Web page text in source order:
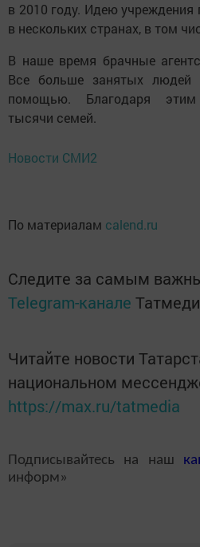
в 2010 году. Идею
в нескольких странах, в том
В наше время брачные
Все больше занятых
помощью. Благодаря этим
тысячи семей.
Новости СМИ2
По материалам calend.ru
Следите за самым
Telegram-канале
Читайте новости
национальном
https://max.ru/tatmedia
Подписывайтесь на наш
информ»